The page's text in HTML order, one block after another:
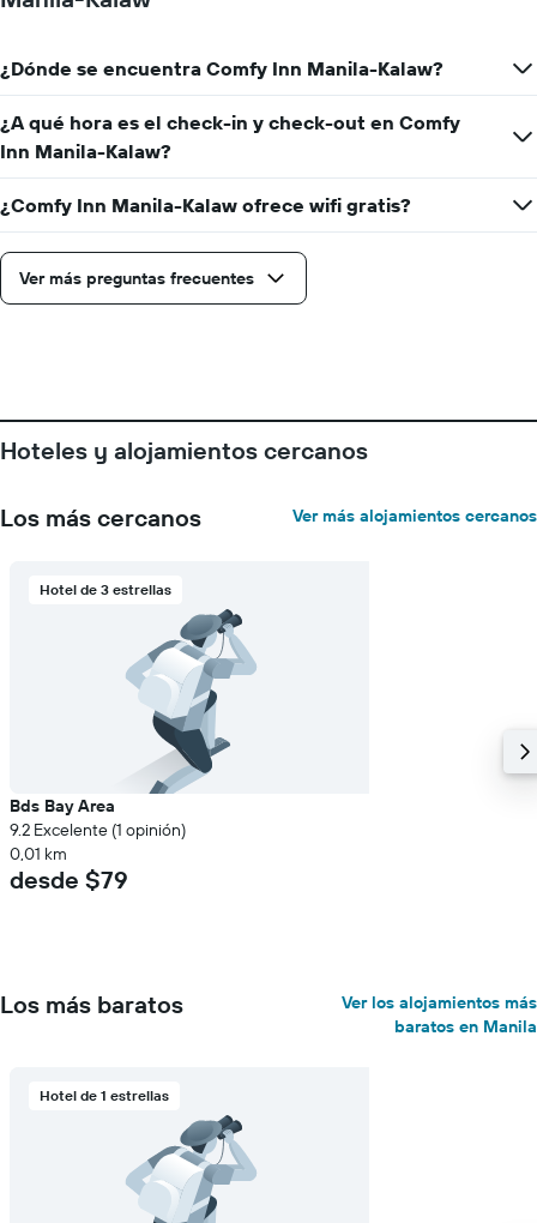
¿Dónde se encuentra Comfy Inn Manila-Kalaw?
¿A qué hora es el check-in y check-out en Comfy
Inn Manila-Kalaw?
¿Comfy Inn Manila-Kalaw ofrece wifi gratis?
Ver más preguntas frecuentes
Hoteles y alojamientos cercanos
Los más cercanos Ver más alojamientos cercanos
Hotel de 3 estrellas
Bds Bay Area
9.2 Excelente (1 opinión)
0,01 km
desde $79
Los más baratos
Ver los alojamientos más
baratos en Manila
Hotel de 1 estrellas